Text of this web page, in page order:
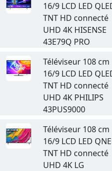
16/9 LCD LED
TNT HD connecté
UHD 4K HISENSE
43E79Q PRO
Téléviseur 108 cm
16/9 LCD LED
TNT HD connecté
UHD 4K PHILIPS
43PUS9000
Téléviseur 108 cm
16/9 LCD LED
TNT HD connecté
UHD 4K LG